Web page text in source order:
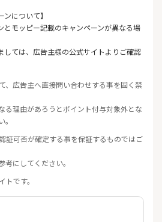
ンについて】
とモッピー記載のキャンペーンが異なる場
しては、広告主様の公式サイトよりご確認
、広告主へ直接問い合わせする事を固く禁
る理由があろうとポイント付与対象外とな
証可否が確定する事を保証するものではご
にしてください。
です。